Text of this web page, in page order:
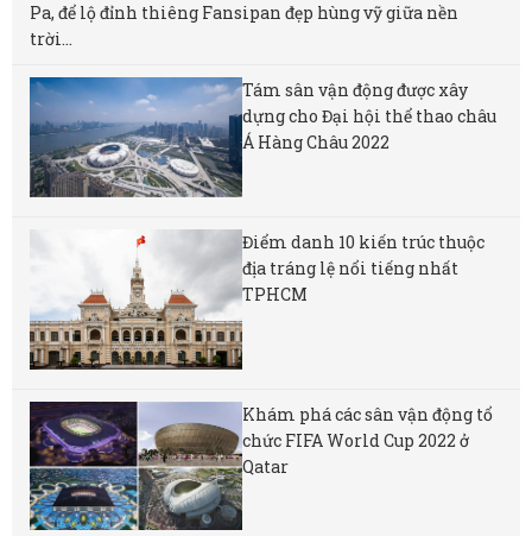
Pa, để lộ đỉnh thiêng Fansipan đẹp hùng vỹ giữa nền
trời...
Tám sân vận động được xây
dựng cho Đại hội thể thao châu
Á Hàng Châu 2022
Điểm danh 10 kiến trúc thuộc
địa tráng lệ nổi tiếng nhất
TPHCM
Khám phá các sân vận động tổ
chức FIFA World Cup 2022 ở
Qatar